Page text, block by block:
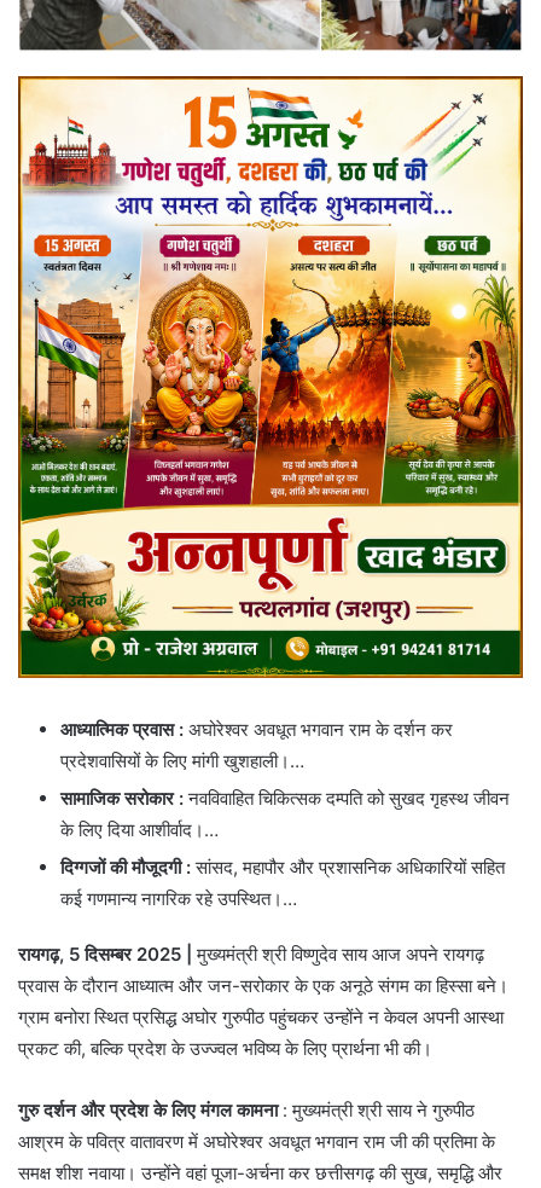
आध्यात्मिक प्रवास : अघोरेश्वर अवधूत भगवान राम के दर्शन कर
प्रदेशवासियों के लिए मांगी खुशहाली।…
सामाजिक सरोकार :नवविवाहित चिकित्सक दम्पति को सुखद गृहस्थ जीवन
के लिए दिया आशीर्वाद।…
दिग्गजों की मौजूदगी :सांसद, महापौर और प्रशासनिक अधिकारियों सहित
कई गणमान्य नागरिक रहे उपस्थित।…
रायगढ़, 5 दिसम्बर 2025 |
मुख्यमंत्री श्री विष्णुदेव साय आज अपने रायगढ़
प्रवास के दौरान आध्यात्म और जन-सरोकार के एक अनूठे संगम का हिस्सा बने।
ग्राम बनोरा स्थित प्रसिद्ध अघोर गुरुपीठ पहुंचकर उन्होंने न केवल अपनी आस्था
प्रकट की, बल्कि प्रदेश के उज्ज्वल भविष्य के लिए प्रार्थना भी की।
गुरु दर्शन और प्रदेश के लिए मंगल कामना: मुख्यमंत्री श्री साय ने गुरुपीठ
आश्रम के पवित्र वातावरण में अघोरेश्वर अवधूत भगवान राम जी की प्रतिमा के
समक्ष शीश नवाया। उन्होंने वहां पूजा-अर्चना कर छत्तीसगढ़ की सुख, समृद्धि और